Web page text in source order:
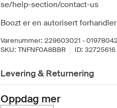
se/help-section/contact-us
Boozt er en autorisert
Varenummer: 229603021 -
SKU: TNFNF0A8BBR ID: 32725616
Levering & Returnering
Oppdag mer